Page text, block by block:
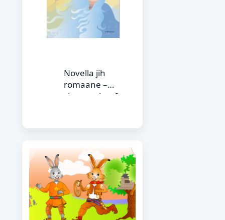
Novella jih
romaane –
sjangereheefte nr.